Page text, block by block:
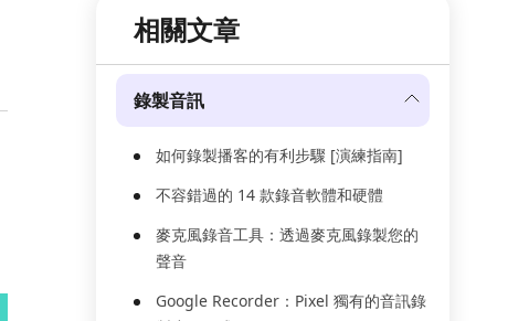
相關文章
錄製音訊
如何錄製播客的有利步驟 [演練指南]
不容錯過的 14 款錄音軟體和硬體
麥克風錄音工具：透過麥克風錄製您的
聲音
Google Recorder：Pixel 獨有的音訊錄